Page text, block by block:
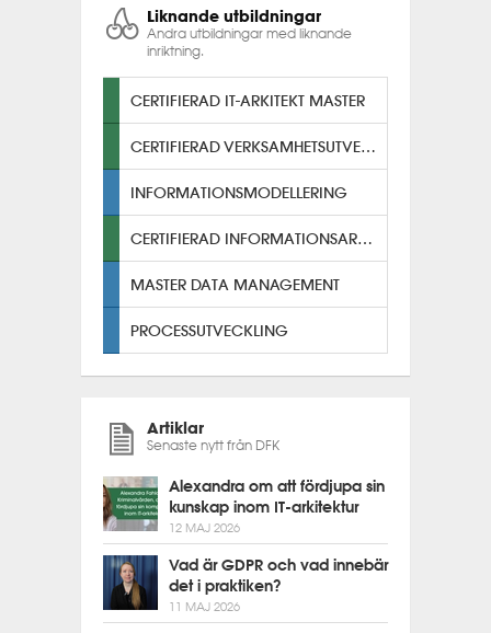
Liknande utbildningar
Andra utbildningar med liknande
inriktning.
CERTIFIERAD IT-ARKITEKT MASTER
CERTIFIERAD VERKSAMHETSUTVECKLARE
INFORMATIONSMODELLERING
CERTIFIERAD INFORMATIONSARKITEKT
MASTER DATA MANAGEMENT
PROCESSUTVECKLING
Artiklar
Senaste nytt från DFK
Alexandra om att fördjupa sin
kunskap inom IT-arkitektur
12 MAJ 2026
Vad är GDPR och vad innebär
det i praktiken?
11 MAJ 2026